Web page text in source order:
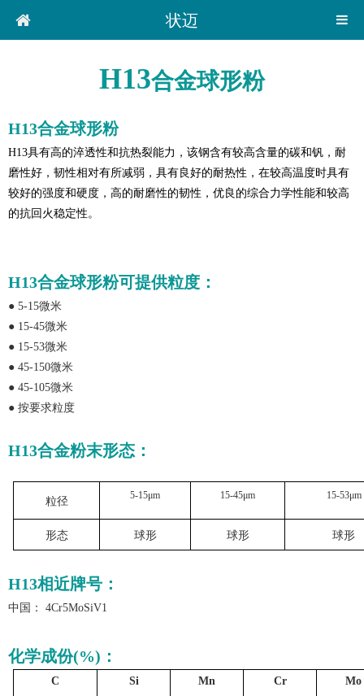
状迈
H13合金球形粉
H13合金球形粉
H13具有高的淬透性和抗热裂能力，该钢含有较高含量的碳和钒，耐
磨性好，韧性相对有所减弱，具有良好的耐热性，在较高温度时具有
较好的强度和硬度，高的耐磨性的韧性，优良的综合力学性能和较高
的抗回火稳定性。
H13合金球形粉可提供粒度：
● 5-15微米
● 15-45微米
● 15-53微米
● 45-150微米
● 45-105微米
● 按要求粒度
H13合金粉末形态 ：
粒径 5-15μm 15-45μm 15-53μm
形态 球形 球形 球形
H13相近牌号：
中国： 4Cr5MoSiV1
化学成份(%)：
C Si Mn Cr Mo